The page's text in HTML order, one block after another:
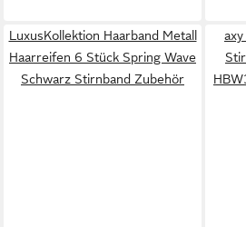
LuxusKollektion Haarband Metall
Haarreifen 6 Stück Spring Wave
Schwarz Stirnband Zubehör